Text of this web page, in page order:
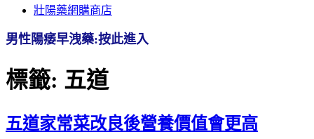
壯陽藥網購商店
男性陽痿早洩藥:按此進入
標籤: 五道
五道家常菜改良後營養價值會更高